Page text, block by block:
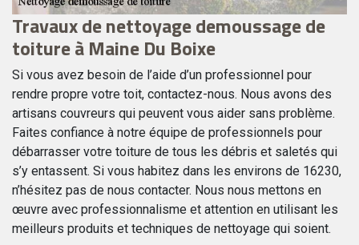
Travaux de nettoyage demoussage de
toiture à Maine Du Boixe
Si vous avez besoin de l’aide d’un professionnel pour
rendre propre votre toit, contactez-nous. Nous avons des
artisans couvreurs qui peuvent vous aider sans problème.
Faites confiance à notre équipe de professionnels pour
débarrasser votre toiture de tous les débris et saletés qui
s’y entassent. Si vous habitez dans les environs de 16230,
n’hésitez pas de nous contacter. Nous nous mettons en
œuvre avec professionnalisme et attention en utilisant les
meilleurs produits et techniques de nettoyage qui soient.